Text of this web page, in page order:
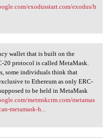
exodusstart.com/exodus/h
wallet that
wallet that is built on the
20 protocol is called MetaMask.
some individuals think that
to Ethereum as only ERC-
to be held in MetaMask
metmskcrm.com/metamas
metamask-h...